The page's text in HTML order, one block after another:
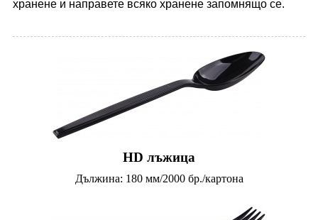
хранене и направете всяко хранене запомнящо се.
HD лъжица
Дължина: 180 мм/2000 бр./картона